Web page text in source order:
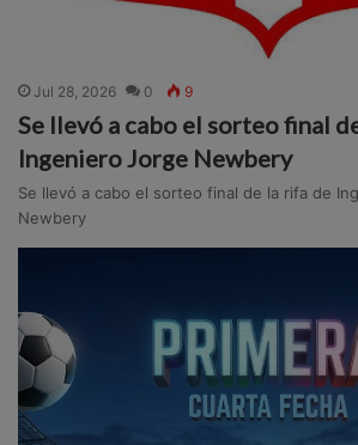
Jul 28, 2026 0 9
Se llevó a cabo el sorteo final
Ingeniero Jorge Newbery
Se llevó a cabo el sorteo final de la rifa de
Newbery